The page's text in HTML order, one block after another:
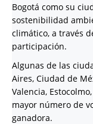
Bogotá como su
sostenibilidad
climático, a través
participación.
Algunas de las
Aires, Ciudad de
Valencia,
mayor número de
ganadora.